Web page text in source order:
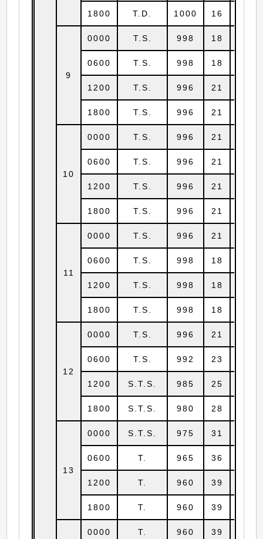
1800 T.D. 1000 16
9
0000 T.S. 998 18
0600 T.S. 998 18
1200 T.S. 996 21
1800 T.S. 996 21
10
0000 T.S. 996 21
0600 T.S. 996 21
1200 T.S. 996 21
1800 T.S. 996 21
11
0000 T.S. 996 21
0600 T.S. 998 18
1200 T.S. 998 18
1800 T.S. 998 18
12
0000 T.S. 996 21
0600 T.S. 992 23
1200 S.T.S. 985 25
1800 S.T.S. 980 28
13
0000 S.T.S. 975 31
0600 T. 965 36
1200 T. 960 39
1800 T. 960 39
0000 T. 960 39